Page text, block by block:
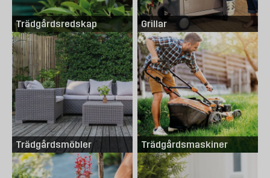
Köp trädgårdsprodukter hos Byggmax
Välkommen att kolla in vårt sortiment av tärdgårdsprodukter som du kan
köpa bekvämt från Byggmax. Kom in till din närmaste Byggmax-butik eller
kolla här online för att se vilka produkter för utemiljö som vi kan erbjuda.
Trädgårdsredskap Grillar
Trädgårdsmöbler Trädgårdsmaskiner